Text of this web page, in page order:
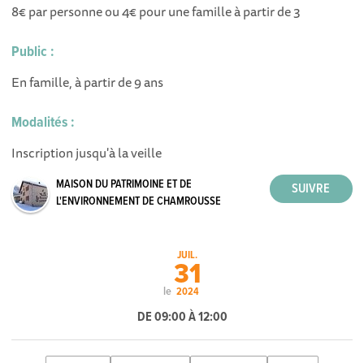
8€ par personne ou 4€ pour une famille à partir de 3
Public :
En famille, à partir de 9 ans
Modalités :
Inscription jusqu'à la veille
MAISON DU PATRIMOINE ET DE
L'ENVIRONNEMENT DE CHAMROUSSE
le
JUIL.
31
2024
DE 09:00 À 12:00